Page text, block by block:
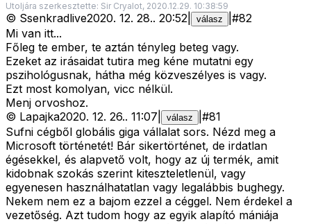
Utoljára szerkesztette: Sir Cryalot, 2020.12.29. 10:38:59
© Ssenkradlive2020. 12. 28.. 20:52 válasz #82
Mi van itt...
Főleg te ember, te aztán tényleg beteg vagy.
Ezeket az irásaidat tutira meg kéne mutatni egy
pszihológusnak, hátha még közveszélyes is vagy.
Ezt most komolyan, vicc nélkül.
Menj orvoshoz.
© Lapajka2020. 12. 26.. 11:07 válasz #81
Sufni cégből globális giga vállalat sors. Nézd meg a
Microsoft történetét! Bár sikertörténet, de irdatlan
égésekkel, és alapvető volt, hogy az új termék, amit
kidobnak szokás szerint kiteszteletlenül, vagy
egyenesen használhatatlan vagy legalábbis bughegy.
Nekem nem ez a bajom ezzel a céggel. Nem érdekel a
vezetőség. Azt tudom hogy az egyik alapító mániája